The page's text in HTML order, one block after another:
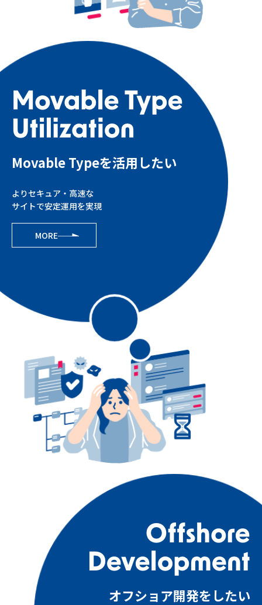
Movable Typeを活用したい
よりセキュア・高速な
サイトで安定運用を実現
MORE
オフショア開発をしたい